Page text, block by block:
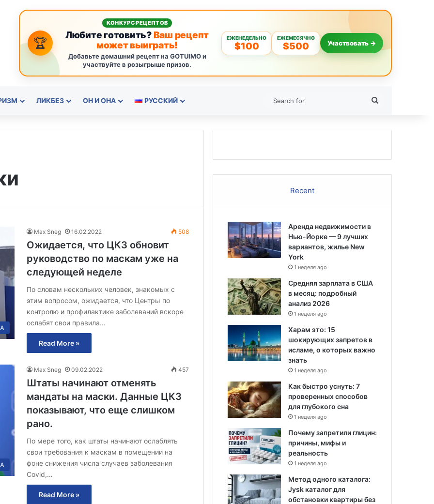
🏆
КОНКУРС РЕЦЕПТОВ
Любите готовить?Ваш рецепт
может выиграть!
Добавьте домашний рецепт на GOTUIMO и
участвуйте в розыгрыше призов.
ЕЖЕНЕДЕЛЬНО
$100
ЕЖЕМЕСЯЧНО
$500 Участвовать →
ЛИКБЕЗ ОН И ОНА РУССКИЙ
Max Sneg 16.02.2022 508
Ожидается, что ЦКЗ обновит
руководство по маскам уже на
следующей неделе
По словам нескольких человек, знакомых с
этим вопросом, ожидается, что Центры по
контролю и профилактике заболеваний вскоре
ослабят свои правила…
Read More »
Max Sneg 09.02.2022 457
Штаты начинают отменять
мандаты на маски. Данные ЦКЗ
показывают, что еще слишком
рано.
По мере того, как штаты начинают ослаблять
свои требования к маскам в помещении на
фоне снижения числа случаев заболевания
Covid,…
Read More »
Recent
Аренда недвижимости в
Нью-Йорке — 9 лучших
вариантов, жилье New
York
1 неделя ago
Средняя зарплата в США
в месяц: подробный
анализ 2026
1 неделя ago
Харам это: 15
шокирующих запретов в
исламе, о которых важно
знать
1 неделя ago
Как быстро уснуть: 7
проверенных способов
для глубокого сна
1 неделя ago
Почему запретили глицин:
причины, мифы и
реальность
1 неделя ago
Метод одного каталога:
Jysk каталог для
обстановки квартиры без